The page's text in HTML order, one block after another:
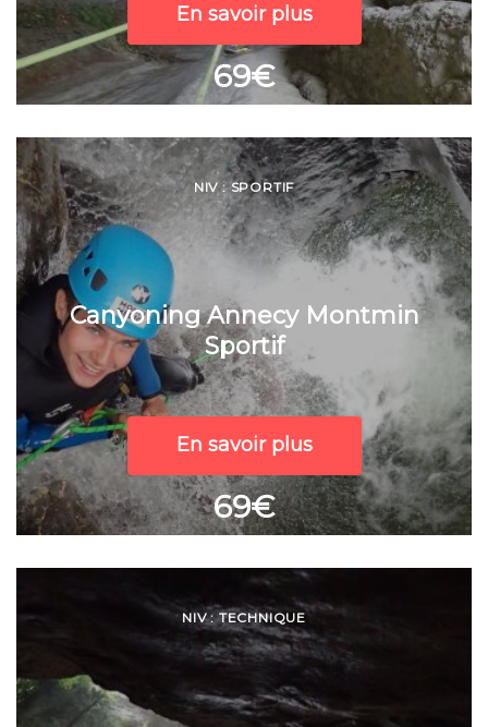
En savoir plus
69€
NIV : SPORTIF
Canyoning Annecy Montmin
Sportif
En savoir plus
69€
NIV : TECHNIQUE